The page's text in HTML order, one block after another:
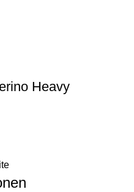
Heavy